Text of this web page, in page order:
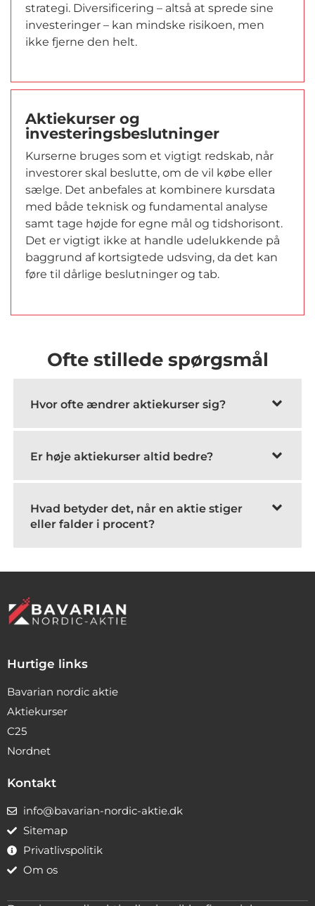
strategi. Diversificering – altså at sprede sine
investeringer – kan mindske risikoen, men
ikke fjerne den helt.
Aktiekurser og
investeringsbeslutninger
Kurserne bruges som et vigtigt redskab, når
investorer skal beslutte, om de vil købe eller
sælge. Det anbefales at kombinere kursdata
med både teknisk og fundamental analyse
samt tage højde for egne mål og tidshorisont.
Det er vigtigt ikke at handle udelukkende på
baggrund af kortsigtede udsving, da det kan
føre til dårlige beslutninger og tab.
Ofte stillede spørgsmål
Hvor ofte ændrer aktiekurser sig?
Er høje aktiekurser altid bedre?
Hvad betyder det, når en aktie stiger
eller falder i procent?
Hurtige links
Bavarian nordic aktie
Aktiekurser
C25
Nordnet
Kontakt
info@bavarian-nordic-aktie.dk
Sitemap
Privatlivspolitik
Om os